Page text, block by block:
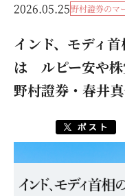
2026.05.25野村證券のマ
インド、モディ
は ルピー安や
野村證券・春井